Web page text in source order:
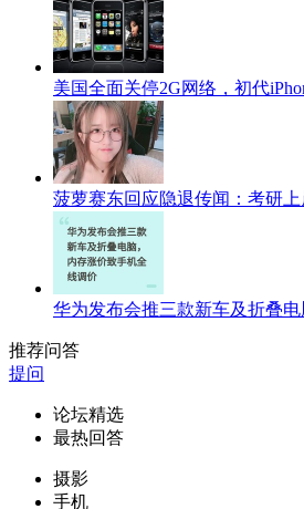
美国全面关停2G网络，初代
菠萝赛东回应隐退传闻：考研
华为发布会推三款新车及折叠
推荐问答
提问
论坛精选
最热回答
摄影
手机